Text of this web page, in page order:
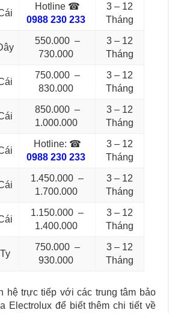
Hotline ☎
0988 230 233
3 – 12
Tháng
550.000 –
730.000
3 – 12
Tháng
750.000 –
830.000
3 – 12
Tháng
850.000 –
1.000.000
3 – 12
Tháng
Hotline: ☎
0988 230 233
3 – 12
Tháng
1.450.000 –
1.700.000
3 – 12
Tháng
1.150.000 –
1.400.000
3 – 12
Tháng
Ty
750.000 –
930.000
3 – 12
Tháng
hệ trực tiếp với các trung tâm bảo
Electrolux để biết thêm chi tiết về